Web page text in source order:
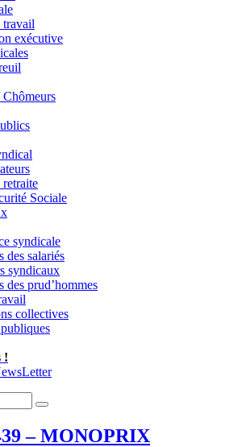
travail
exécutive
Chômeurs
Sociale
syndicale
des salariés
syndicaux
des prud’hommes
collectives
!
Search
– MONOPRIX